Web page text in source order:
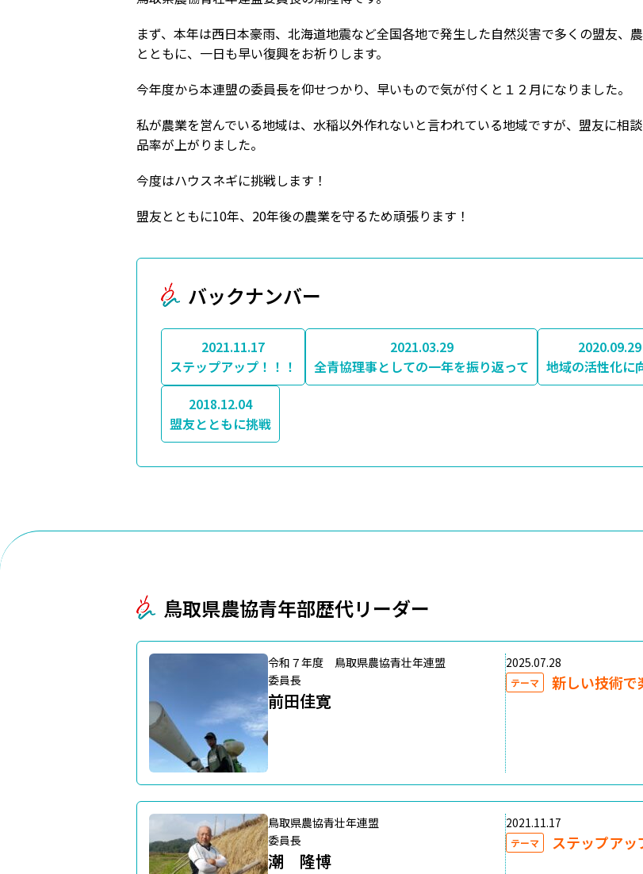
まず、本年は西日本豪雨、北海道地震など全国各地で発生した自然災害で多くの盟友、
とともに、一日も早い復興をお祈りします。
今年度から本連盟の委員長を仰せつかり、早いもので気が付くと１２月になりました。
私が農業を営んでいる地域は、水稲以外作れないと言われている地域ですが、盟友に相
品率が上がりました。
今度はハウスネギに挑戦します！
盟友とともに10年、20年後の農業を守るため頑張ります！
バックナンバー
2021.11.17
ステップアップ！！！
2021.03.29
全青協理事としての一年を振り返って
2020.09.29
地域の活性化に
2018.12.04
盟友とともに挑戦
鳥取県農協青年部歴代リーダー
令和７年度 鳥取県農協青壮年連盟
委員長
前田佳寛
2025.07.28
テーマ 新しい技術で
鳥取県農協青壮年連盟
委員長
潮 隆博
2021.11.17
テーマ ステップアッ